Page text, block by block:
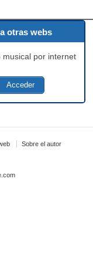
otras webs
musical por internet
Acceder
Sobre el autor